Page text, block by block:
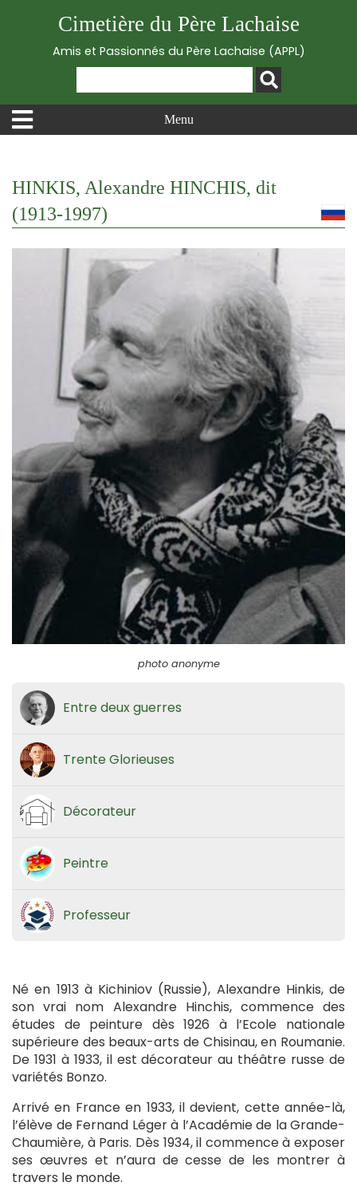
Cimetière du Père Lachaise
Amis et Passionnés du Père Lachaise (APPL)
Menu
HINKIS, Alexandre HINCHIS, dit
(1913-1997)
photo anonyme
Entre deux guerres
Trente Glorieuses
Décorateur
Peintre
Professeur
Né en 1913 à Kichiniov (Russie), Alexandre Hinkis, de
son vrai nom Alexandre Hinchis, commence des
études de peinture dès 1926 à l’Ecole nationale
supérieure des beaux-arts de Chisinau, en Roumanie.
De 1931 à 1933, il est décorateur au théâtre russe de
variétés Bonzo.
Arrivé en France en 1933, il devient, cette année-là,
l’élève de Fernand Léger à l’Académie de la Grande-
Chaumière, à Paris. Dès 1934, il commence à exposer
ses œuvres et n’aura de cesse de les montrer à
travers le monde.